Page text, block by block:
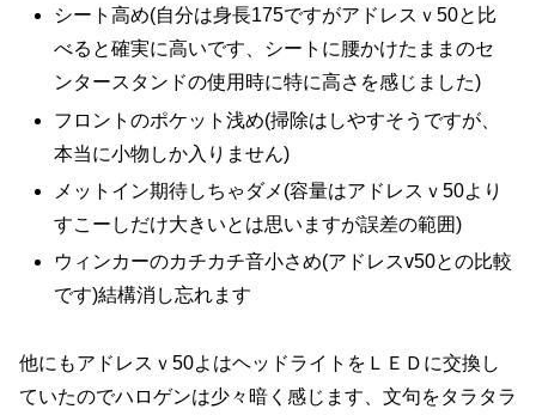
シート高め(自分は身長175ですがアドレスｖ50と比
べると確実に高いです、シートに腰かけたままのセ
ンタースタンドの使用時に特に高さを感じました)
フロントのポケット浅め(掃除はしやすそうですが、
本当に小物しか入りません)
メットイン期待しちゃダメ(容量はアドレスｖ50より
すこーしだけ大きいとは思いますが誤差の範囲)
ウィンカーのカチカチ音小さめ(アドレスv50との比較
です)結構消し忘れます
他にもアドレスｖ50よはヘッドライトをＬＥＤに交換し
ていたのでハロゲンは少々暗く感じます、文句をタラタラ